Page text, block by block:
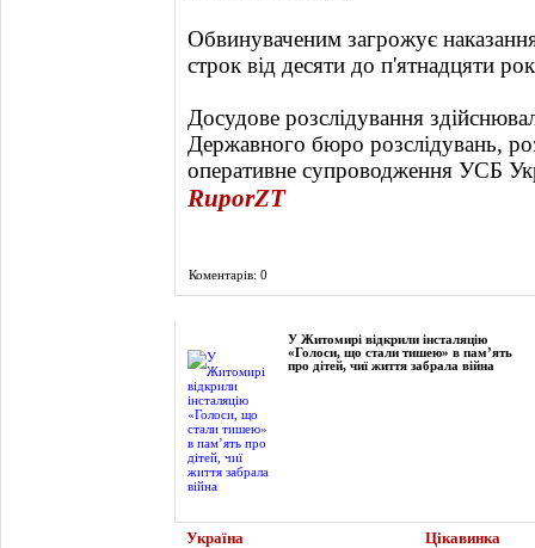
Обвинуваченим загрожує
строк від десяти до п'ятнадцяти
Досудове розслідування
Державного бюро розслідувань,
оперативне супроводження УСБ
RuporZT
Коментарів: 0
У Житомирі відкрили інсталяцію
«Голоси, що стали тишею» в пам’ять
про дітей, чиї життя забрала війна
Україна Цікавинка